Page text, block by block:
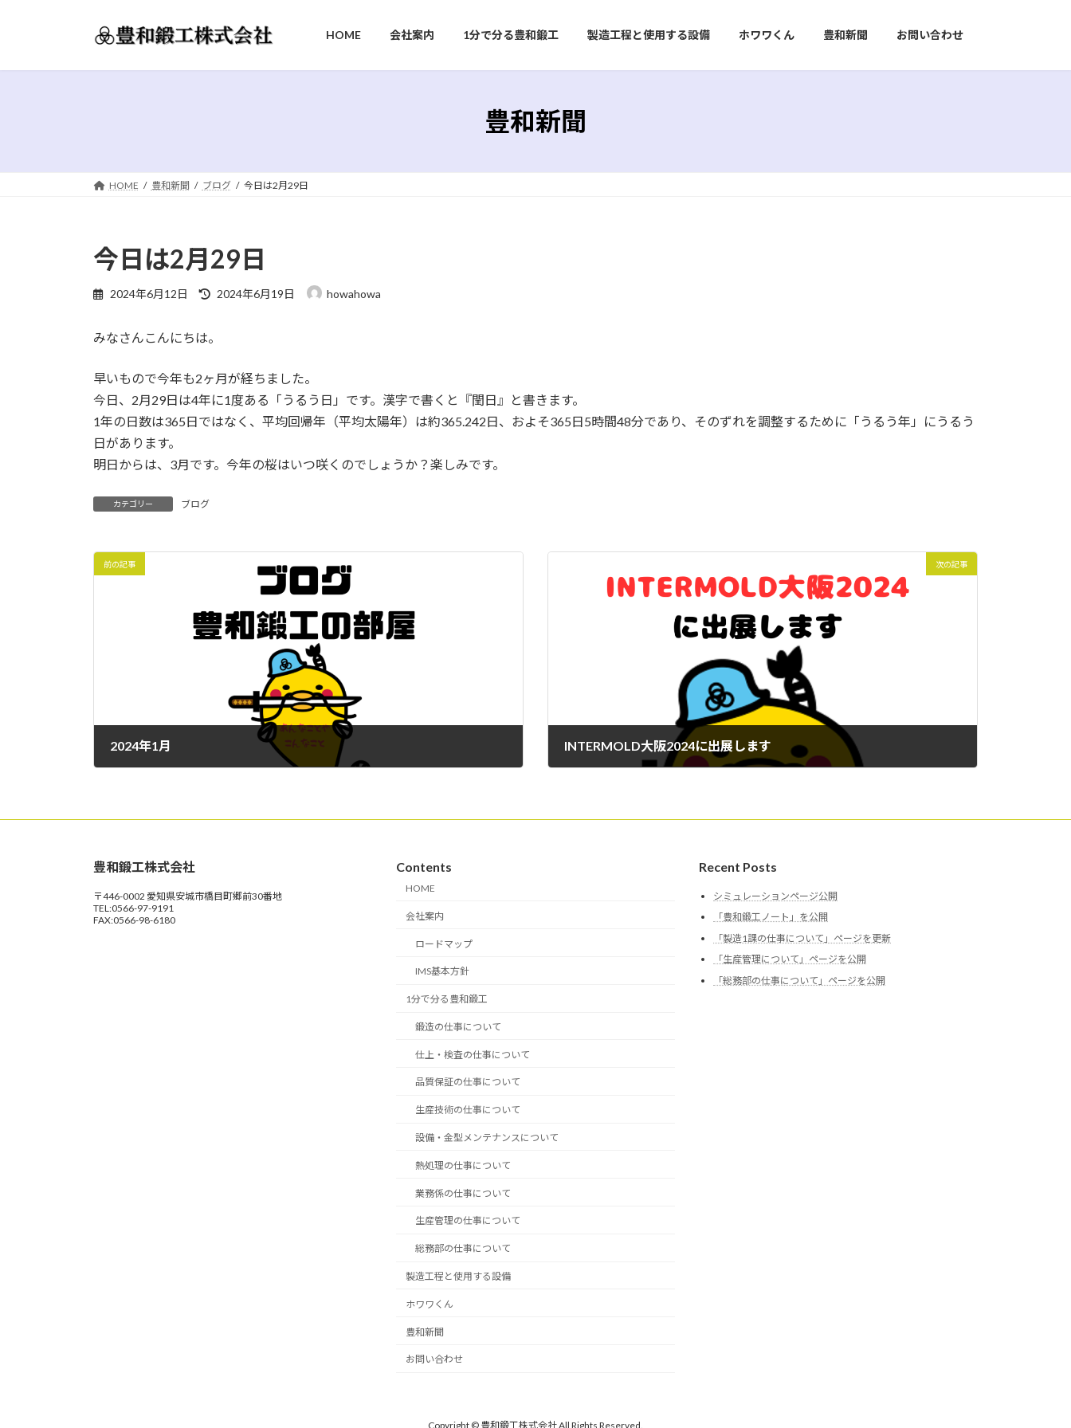
ン
ー
HOME 会社案内 1分で分る豊和鍛工 製造工程と使用する設備 ホワワくん 豊和新聞 お問い合わせ
豊和新聞
HOME 豊和新聞 ブログ 今日は2月29日
今日は2月29日
2024年6月12日
最
時
:
2024年6月19日 howahowa
みなさんこんにちは。
早いもので今年も2ヶ月が経ちました。
今日、2月29日は4年に1度ある「うるう日」です。漢字で書くと『閏日』と書きます。
1年の日数は365日ではなく、平均回帰年（平均太陽年）は約365.242日、およそ365日5時間48分であり、そのずれを調整するために「うるう年」にうるう
日があります。
明日からは、3月です。今年の桜はいつ咲くのでしょうか？楽しみです。
カテゴリー ブログ
前の記事
2024年1月
次の記事
INTERMOLD大阪2024に出展します
豊和鍛工株式会社
〒446-0002 愛知県安城市橋目町郷前30番地
TEL:0566-97-9191
FAX:0566-98-6180
Contents
HOME
会社案内
ロードマップ
IMS基本方針
1分で分る豊和鍛工
鍛造の仕事について
仕上・検査の仕事について
品質保証の仕事について
生産技術の仕事について
設備・金型メンテナンスについて
熱処理の仕事について
業務係の仕事について
生産管理の仕事について
総務部の仕事について
製造工程と使用する設備
ホワワくん
豊和新聞
お問い合わせ
Recent Posts
シミュレーションページ公開
「豊和鍛工ノート」を公開
「製造1課の仕事について」ページを更新
「生産管理について」ページを公開
「総務部の仕事について」ページを公開
Copyright © 豊和鍛工株式会社 All Rights Reserved.